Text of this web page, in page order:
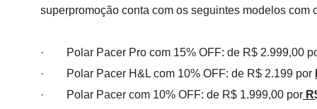
superpromoção conta com os seguintes modelos com
· Polar Pacer Pro com 15% OFF: de R$ 2.999,00
· Polar Pacer H&L com 10% OFF: de R$ 2.199 por
· Polar Pacer com 10% OFF: de R$ 1.999,00 por